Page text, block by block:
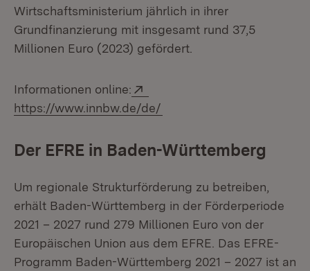
Wirtschaftsministerium jährlich in ihrer
Grundfinanzierung mit insgesamt rund 37,5
Millionen Euro (2023) gefördert.
Informationen online:
https://www.innbw.de/de/
Der EFRE in Baden-Württemberg
Um regionale Strukturförderung zu betreiben,
erhält Baden-Württemberg in der Förderperiode
2021 – 2027 rund 279 Millionen Euro von der
Europäischen Union aus dem EFRE. Das EFRE-
Programm Baden-Württemberg 2021 – 2027 ist an